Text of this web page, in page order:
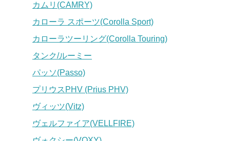
カムリ(CAMRY)
カローラ スポーツ(Corolla Sport)
カローラツーリング(Corolla Touring)
タンク/ルーミー
パッソ(Passo)
プリウスPHV (Prius PHV)
ヴィッツ(Vitz)
ヴェルファイア(VELLFIRE)